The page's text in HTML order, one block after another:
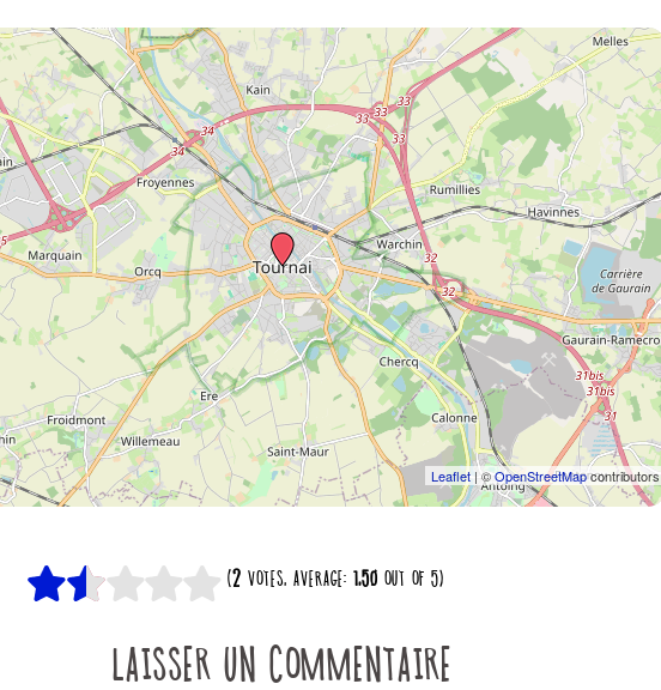
Leaflet| ©OpenStreetMapcontributors
(2 VOTES, AVERAGE: 1,50 OUT OF 5)
LAISSER UN COMMENTAIRE